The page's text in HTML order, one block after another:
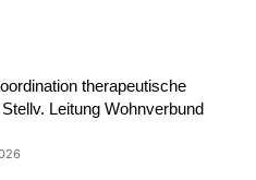
therapeutische
Leitung Wohnverbund